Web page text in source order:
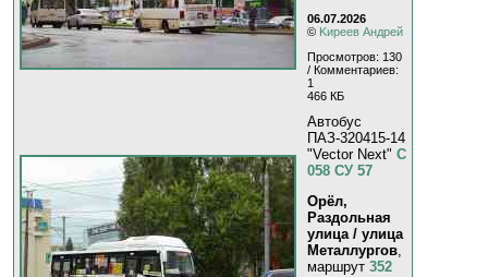
06.07.2026
© Kиpeeв Aндpeй
Просмотров: 130
/ Комментариев:
1
466 КБ
Автобус
ПАЗ-320415-14
"Vector Next" С
058 СУ 57
Орёл,
Раздольная
улица / улица
Металлургов,
маршрут 352